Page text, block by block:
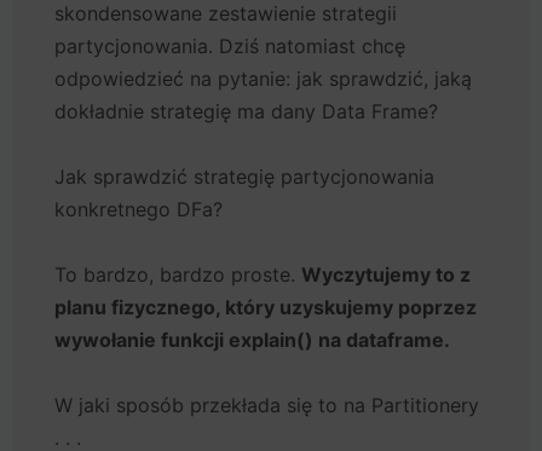
skondensowane zestawienie strategii
partycjonowania. Dziś natomiast chcę
odpowiedzieć na pytanie: jak sprawdzić, jaką
dokładnie strategię ma dany Data Frame?
Jak sprawdzić strategię partycjonowania
konkretnego DFa?
To bardzo, bardzo proste. Wyczytujemy to z
planu fizycznego, który uzyskujemy poprzez
wywołanie funkcji explain() na dataframe.
W jaki sposób przekłada się to na Partitionery
. . .